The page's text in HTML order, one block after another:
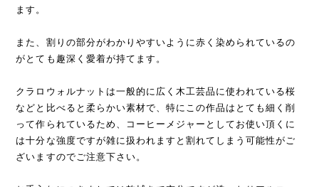
ます。
また、割りの部分がわかりやすいように赤く染められているの
がとても趣深く愛着が持てます。
クラロウォルナットは一般的に広く木工芸品に使われている桜
などと比べると柔らかい素材で、特にこの作品はとても細く削
って作られているため、コーヒーメジャーとしてお使い頂くに
は十分な強度ですが雑に扱われますと割れてしまう可能性がご
ざいますのでご注意下さい。